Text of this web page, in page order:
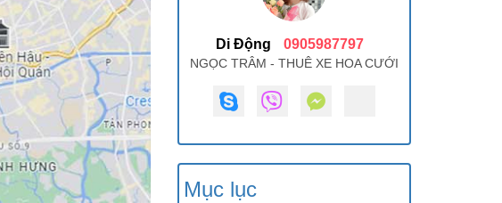
Di Động 0905987797
NGỌC TRÂM - THUÊ XE HOA CƯỚI
Mục lục